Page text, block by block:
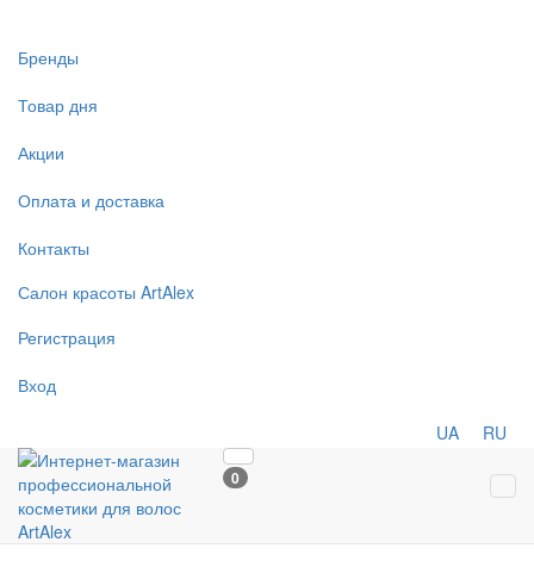
Бренды
Товар дня
Акции
Оплата и доставка
Контакты
Салон красоты ArtAlex
Регистрация
Вход
UA RU
0